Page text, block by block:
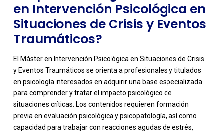
en Intervención Psicológica en
Situaciones de Crisis y Eventos
Traumáticos?
El Máster en Intervención Psicológica en Situaciones de Crisis
y Eventos Traumáticos se orienta a profesionales y titulados
en psicología interesados en adquirir una base especializada
para comprender y tratar el impacto psicológico de
situaciones críticas. Los contenidos requieren formación
previa en evaluación psicológica y psicopatología, así como
capacidad para trabajar con reacciones agudas de estrés,